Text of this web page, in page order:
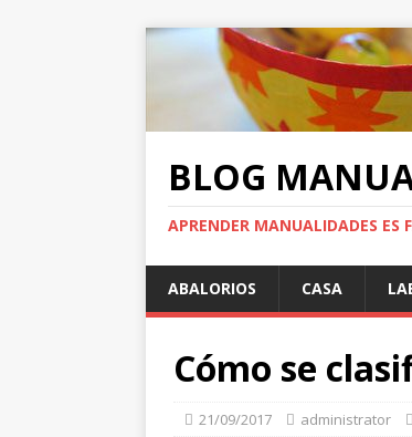
BLOG
APRENDER MANUALIDADES ES
ABALORIOS CASA
Cómo se
21/09/2017 administrator